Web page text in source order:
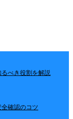
べき役割を解説
確認のコツ